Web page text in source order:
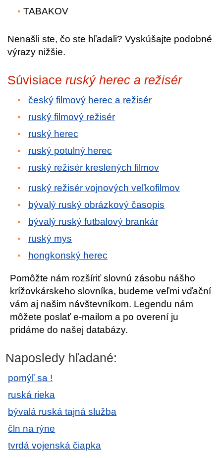
TABAKOV
Nenašli ste, čo ste hľadali? Vyskúšajte podobné
výrazy nižšie.
Súvisiace ruský herec a režisér
český filmový herec a režisér
ruský filmový režisér
ruský herec
ruský potulný herec
ruský režisér kreslených filmov
ruský režisér vojnových veľkofilmov
bývalý ruský obrázkový časopis
bývalý ruský futbalový brankár
ruský mys
hongkonský herec
Pomôžte nám rozšíriť slovnú zásobu nášho
krížovkárskeho slovníka, budeme veľmi vďační
vám aj našim návštevníkom. Legendu nám
môžete poslať e-mailom a po overení ju
pridáme do našej databázy.
Naposledy hľadané:
pomýľ sa !
ruská rieka
bývalá ruská tajná služba
čln na rýne
tvrdá vojenská čiapka